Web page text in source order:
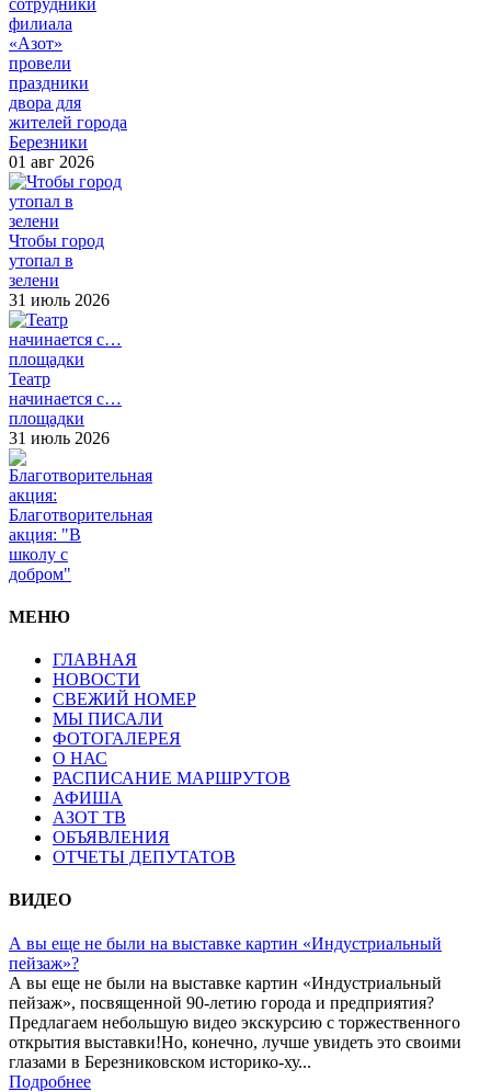
филиала
«Азот»
провели
праздники
двора для
жителей города
Березники
01 авг 2026
Чтобы город
утопал в
зелени
31 июль 2026
Театр
начинается с…
площадки
31 июль 2026
Благотворительная
акция: "В
школу с
добром"
МЕНЮ
ГЛАВНАЯ
НОВОСТИ
СВЕЖИЙ НОМЕР
МЫ ПИСАЛИ
ФОТОГАЛЕРЕЯ
О НАС
РАСПИСАНИЕ МАРШРУТОВ
АФИША
АЗОТ ТВ
ОБЪЯВЛЕНИЯ
ОТЧЕТЫ ДЕПУТАТОВ
ВИДЕО
А вы еще не были на выставке картин «Индустриальный
пейзаж»?
А вы еще не были на выставке картин «Индустриальный
пейзаж», посвященной 90-летию города и предприятия?
Предлагаем небольшую видео экскурсию с торжественного
открытия выставки!Но, конечно, лучше увидеть это своими
глазами в Березниковском историко-ху...
Подробнее